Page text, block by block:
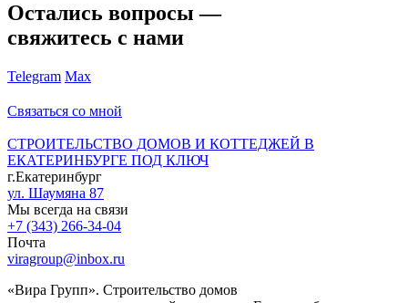
Остались вопросы —
свяжитесь с нами
Telegram Max
Связаться со мной
СТРОИТЕЛЬСТВО ДОМОВ И КОТТЕДЖЕЙ В
ЕКАТЕРИНБУРГЕ ПОД КЛЮЧ
г.Екатеринбург
ул. Шаумяна 87
Мы всегда на связи
+7 (343) 266-34-04
Почта
viragroup@inbox.ru
«Вира Групп». Строительство домов